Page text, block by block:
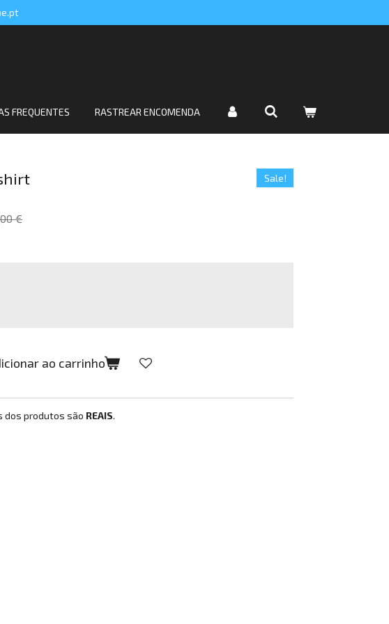
FREQUENTES RASTREAR ENCOMENDA
Sale!
€
ao carrinho
dos produtos são REAIS.